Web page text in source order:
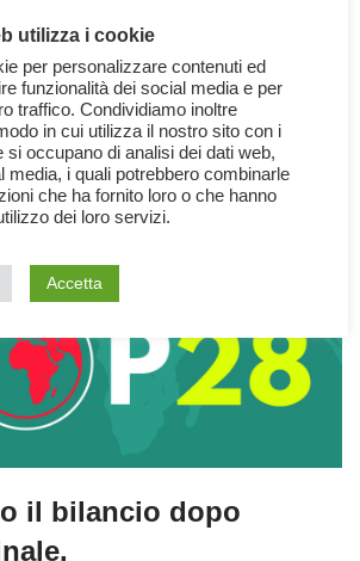
è possibile se siamo in piena crisi
il bilancio dopo
utilizza i cookie
per personalizzare contenuti ed
funzionalità dei social media e per
traffico. Condividiamo inoltre
in cui utilizza il nostro sito con i
si occupano di analisi dei dati web,
media, i quali potrebbero combinarle
che ha fornito loro o che hanno
dei loro servizi.
Accetta